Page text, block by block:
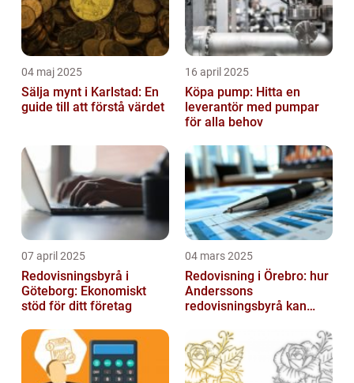
04 maj 2025
Sälja mynt i Karlstad: En
guide till att förstå värdet
16 april 2025
Köpa pump: Hitta en
leverantör med pumpar
för alla behov
07 april 2025
Redovisningsbyrå i
Göteborg: Ekonomiskt
stöd för ditt företag
04 mars 2025
Redovisning i Örebro: hur
Anderssons
redovisningsbyrå kan